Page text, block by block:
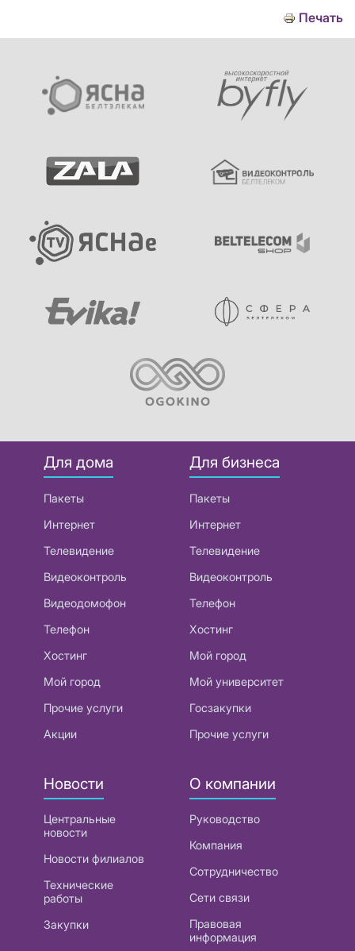
Печать
Для дома
Пакеты
Интернет
Телевидение
Видеоконтроль
Видеодомофон
Телефон
Хостинг
Мой город
Прочие услуги
Акции
Для бизнеса
Пакеты
Интернет
Телевидение
Видеоконтроль
Телефон
Хостинг
Мой город
Мой университет
Госзакупки
Прочие услуги
Новости
Центральные
новости
Новости филиалов
Технические
работы
Закупки
О компании
Руководство
Компания
Сотрудничество
Сети связи
Правовая
информация